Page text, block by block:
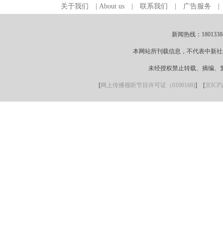
关于我们 About us| 联系我们 广告服务
新闻热线：
本网站所刊载信息，不代表中新
未经授权禁止转载、摘编、
[网上传播视听节目许可证（0106168)] [京ICP